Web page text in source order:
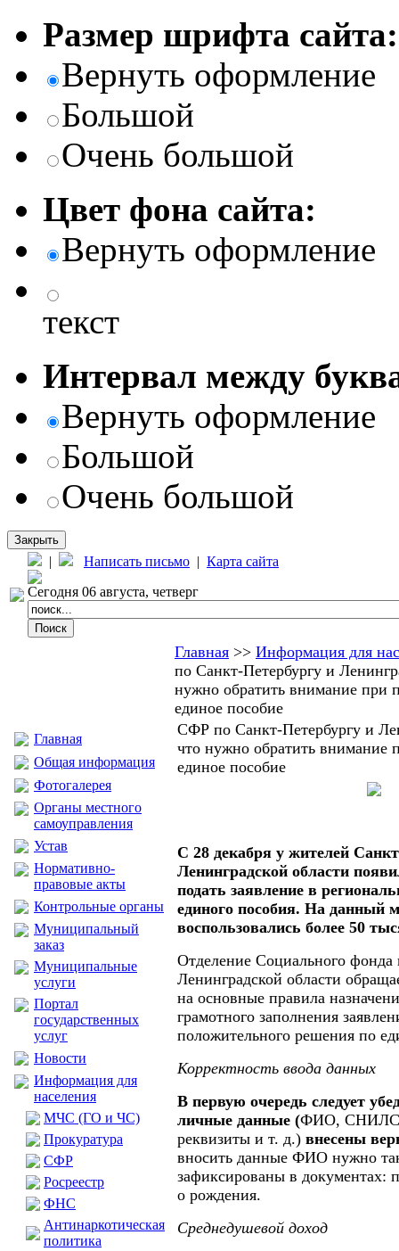
Размер шрифта сайта:
Вернуть оформление
Большой
Очень большой
Цвет фона сайта:
Вернуть оформление
текст
Интервал между
Вернуть оформление
Большой
Очень большой
Закрыть
| Написать письмо | Карта сайта
Сегодня 06 августа, четверг
Главная
Общая информация
Фотогалерея
Органы местного
самоуправления
Устав
Нормативно-
правовые акты
Контрольные органы
Муниципальный
заказ
Муниципальные
услуги
Портал
государственных
услуг
Новости
Информация для
населения
МЧС (ГО и ЧС)
Прокуратура
CФР
Росреестр
ФНС
Антинаркотическая
политика
Главная >> Информация для
по Санкт-Петербургу и
нужно обратить внимание при
единое пособие
СФР по Санкт-Петербургу и
что нужно обратить внимание
единое пособие
С 28 декабря у жителей
Ленинградской области
подать заявление в
единого пособия. На данный
воспользовались более 50
Отделение Социального фонда
Ленинградской области
на основные правила
грамотного заполнения
положительного решения по
Корректность ввода данных
В первую очередь следует
личные данные (ФИО, СНИЛС,
реквизиты и т. д.) внесены
вносить данные ФИО нужно
зафиксированы в документах:
о рождения.
Среднедушевой доход